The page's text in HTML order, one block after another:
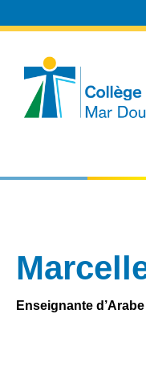
Enseignante d’Arabe